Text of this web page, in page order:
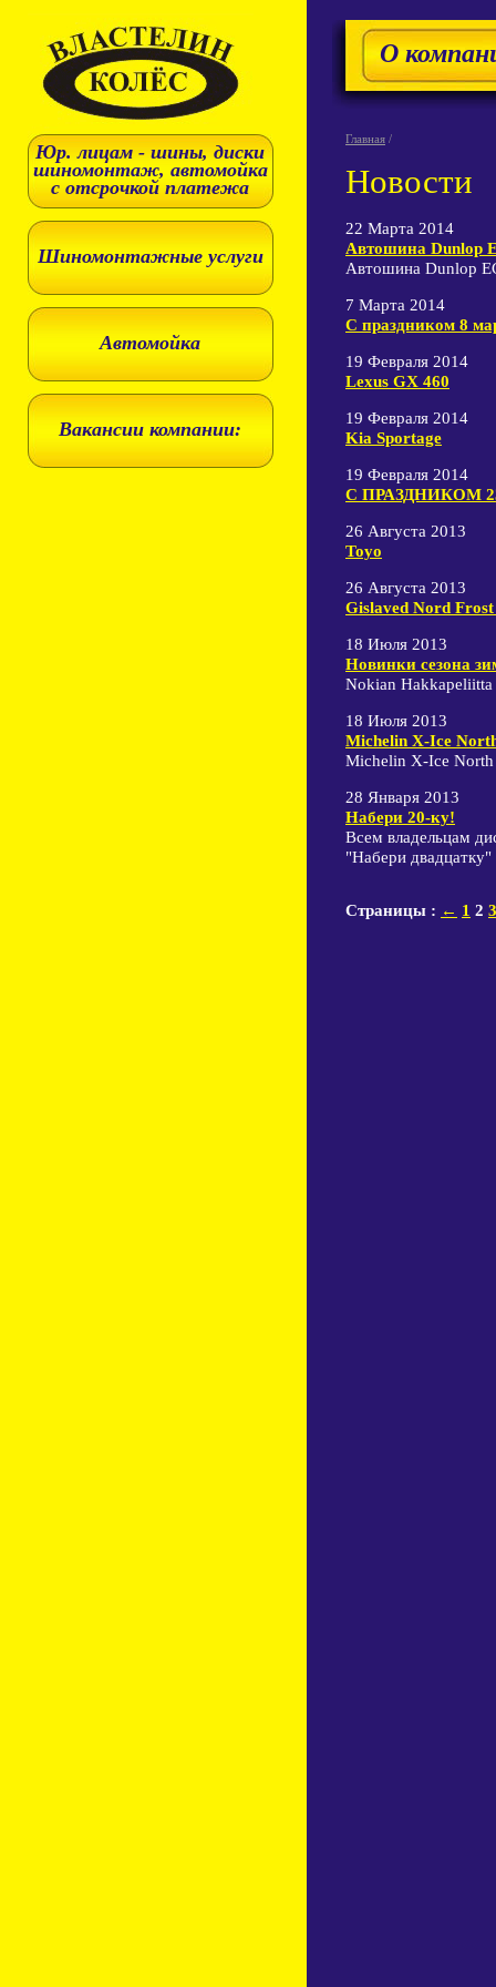
Юр. лицам - шины, диски
шиномонтаж, автомойка
с отсрочкой платежа
Шиномонтажные услуги
Автомойка
Вакансии компании:
О
Главная /
Новости
22 Марта 2014
Автошина Dunlop
Автошина Dunlop
7 Марта 2014
С праздником 8
19 Февраля 2014
Lexus GX 460
19 Февраля 2014
Kia Sportage
19 Февраля 2014
C ПРАЗДНИКОМ
26 Августа 2013
Toyo
26 Августа 2013
Gislaved Nord
18 Июля 2013
Новинки сезона
Nokian Hakkapeliitta
18 Июля 2013
Michelin X-Ice
Michelin X-Ice
28 Января 2013
Набери 20-ку!
Всем владельцам
"Набери двадцатку"
Страницы : ← 1 2 3